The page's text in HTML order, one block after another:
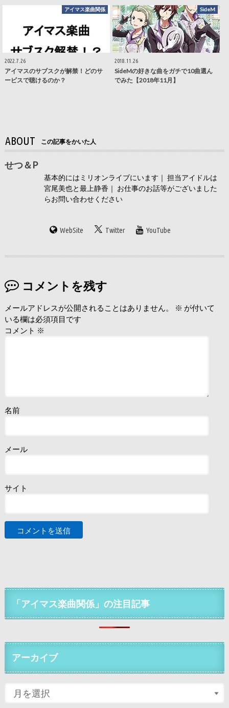
アイマス楽曲関係
2022.7.26
アイマスのサブスクが解禁！どのサ
ービスで聴けるのか？
SideM
2018.11.26
SideMの好きな曲をガチで10曲選ん
でみた【2018年11月】
ABOUT この記事をかいた人
せつ＆P
基本的にはミリオンライブにいます｜ 担当アイドルは
宮尾美也と最上静香｜ お仕事のお話等がございました
らお問い合わせください
WebSite Twitter YouTube
コメントを残す
メールアドレスが公開されることはありません。 ※ が付いて
いる欄は必須項目です
コメント ※
名前
メール
サイト
「アイマス楽曲関係」の注目記事
アーカイブ